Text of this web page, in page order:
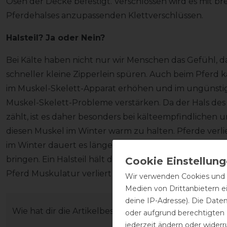
Pferdehalses anzupassenden Klettverschlüssen.
Halsteil? Ja oder Nein?
Bei Kälte haben nicht nur wir Menschen das Gefühl,
schneller kleine Zipperlein spüren. Auch beim Pferd
im Muskel-Skelett-Apparat erhöhen und im
Muskel-Skelett-Probleme verstärken. Da der Hals
zählt, ist es daher besonders bei kälteempfindlichen
diesen Muskel im Winter warm zu halten. Pferde
im Winter dauert es länger den Halsmuskel für die
bringen. Ein Halsteil hält diesen Bereich schön warm
Pferd Muskulatur verliert oder sich sogar den
Wie hat dir die Artikelbeschreibung gefallen?
Wir verwenden Cookies
Medien von Drittanbietern
deine IP-Adresse). Die
oder aufgrund berechtigten
jederzeit ändern oder